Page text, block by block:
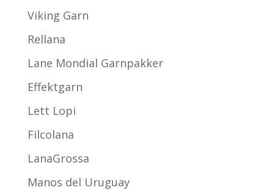
Viking Garn
Rellana
Lane Mondial Garnpakker
Effektgarn
Lett Lopi
Filcolana
LanaGrossa
Manos del Uruguay